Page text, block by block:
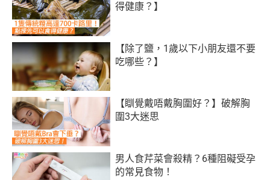
得健康？】
【除了鹽，1歲以下小朋友還不要
吃哪些？】
【瞓覺戴唔戴胸圍好？】破解胸
圍3大迷思
男人食芹菜會殺精？6種阻礙受孕
的常見食物！